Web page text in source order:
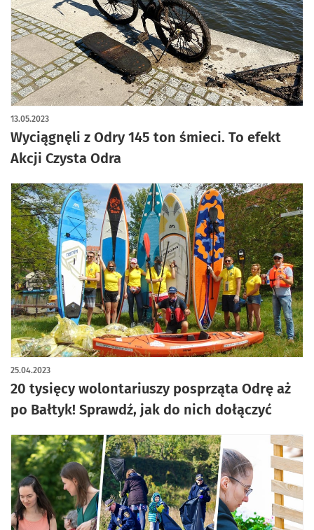
Wyciągnęli z Odry 145 ton śmieci. To efekt
Akcji Czysta Odra
13.05.2023
20 tysięcy wolontariuszy posprząta Odrę aż
po Bałtyk! Sprawdź, jak do nich dołączyć
25.04.2023